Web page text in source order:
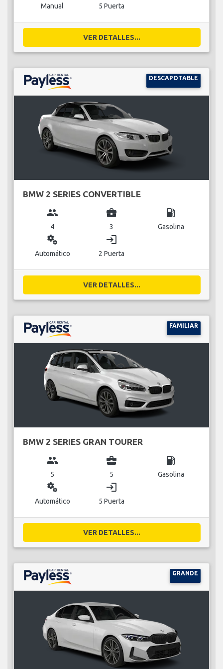
Manual 5 Puerta
VER DETALLES...
DESCAPOTABLE
BMW 2 SERIES CONVERTIBLE
group
4
business_center
3
local_gas_station
Gasolina
miscellaneous_services
Automático
login
2 Puerta
VER DETALLES...
FAMILIAR
BMW 2 SERIES GRAN TOURER
group
5
business_center
5
local_gas_station
Gasolina
miscellaneous_services
Automático
login
5 Puerta
VER DETALLES...
GRANDE